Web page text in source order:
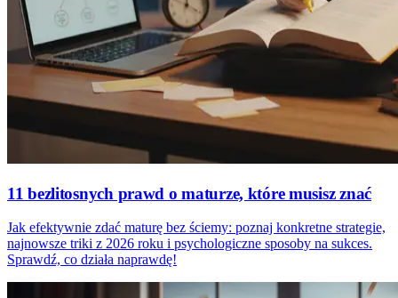
11 bezlitosnych prawd o maturze, które musisz znać
Jak efektywnie zdać maturę bez ściemy: poznaj konkretne strategie,
najnowsze triki z 2026 roku i psychologiczne sposoby na sukces.
Sprawdź, co działa naprawdę!